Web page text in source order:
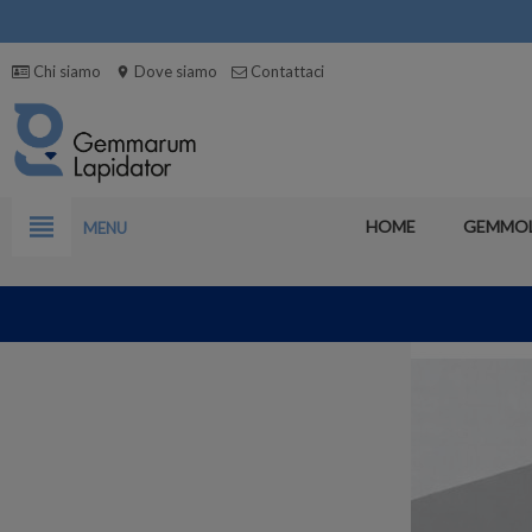
Chi siamo location_on Dove siamo Contattaci
view_headline MENU HOME